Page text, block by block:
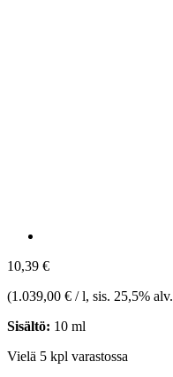
10,39 €
(1.039,00 € / l, sis. 25,5% alv.
Sisältö: 10 ml
Vielä 5 kpl varastossa